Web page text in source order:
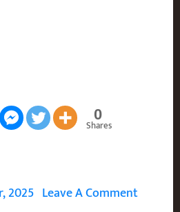
0
Shares
2025 Leave A Comment